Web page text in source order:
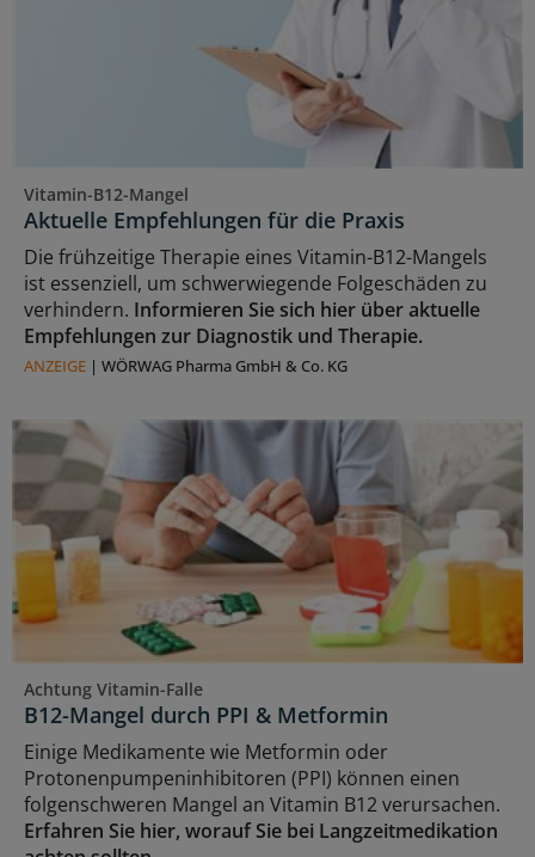
Vitamin-B12-Mangel
Aktuelle Empfehlungen für die Praxis
Die frühzeitige Therapie eines Vitamin-B12-Mangels
ist essenziell, um schwerwiegende Folgeschäden zu
verhindern. Informieren Sie sich hier über aktuelle
Empfehlungen zur Diagnostik und Therapie.
ANZEIGE | WÖRWAG Pharma GmbH & Co. KG
Achtung Vitamin-Falle
B12-Mangel durch PPI & Metformin
Einige Medikamente wie Metformin oder
Protonenpumpeninhibitoren (PPI) können einen
folgenschweren Mangel an Vitamin B12 verursachen.
Erfahren Sie hier, worauf Sie bei Langzeitmedikation